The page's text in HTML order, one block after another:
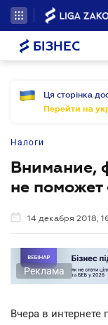
БІЗНЕС
Ця сторінка
Перейти на
Налоги
Внимание,
не
14 декабря 2018,
Реклама
Вчера в